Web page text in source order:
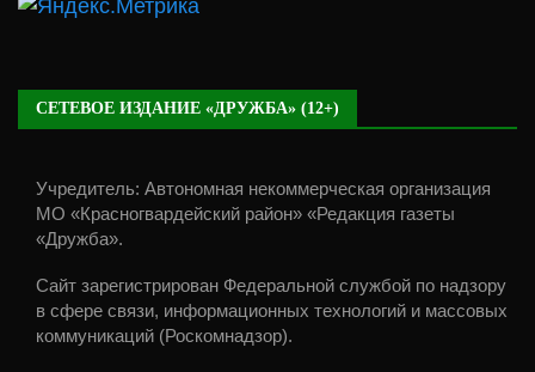
СЕТЕВОЕ ИЗДАНИЕ «ДРУЖБА» (12+)
Учредитель: Автономная некоммерческая организация
МО «Красногвардейский район» «Редакция газеты
«Дружба».
Сайт зарегистрирован Федеральной службой по надзору
в сфере связи, информационных технологий и массовых
коммуникаций (Роскомнадзор).